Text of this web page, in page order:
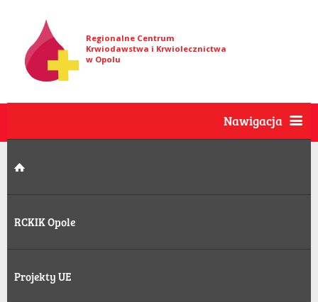
Regionalne Centrum
Krwiodawstwa i Krwiolecznictwa
w Opolu
Nawigacja
RCKIK Opole
Projekty UE